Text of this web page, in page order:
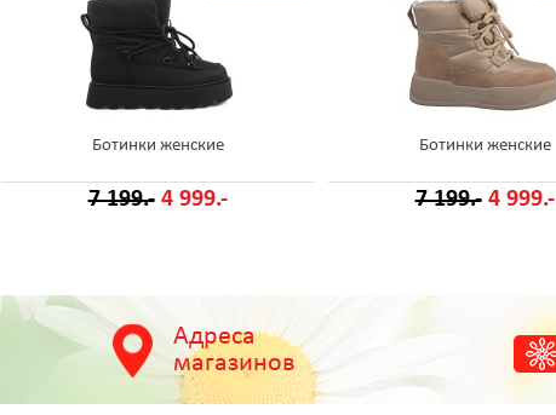
Ботинки женские
7 199.- 4 999.-
Ботинки женские
7 199.- 4 999.-
Адреса
магазинов